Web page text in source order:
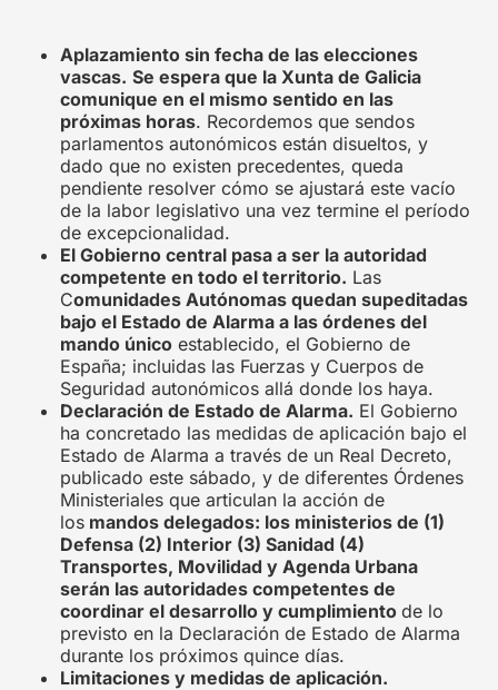
Aplazamiento sin fecha de las elecciones
vascas. Se espera que la Xunta de Galicia
comunique en el mismo sentido en las
próximas horas. Recordemos que sendos
parlamentos autonómicos están disueltos, y
dado que no existen precedentes, queda
pendiente resolver cómo se ajustará este vacío
de la labor legislativo una vez termine el período
de excepcionalidad.
El Gobierno central pasa a ser la autoridad
competente en todo el territorio. Las
Comunidades Autónomas quedan supeditadas
bajo el Estado de Alarma a las órdenes del
mando único establecido, el Gobierno de
España; incluidas las Fuerzas y Cuerpos de
Seguridad autonómicos allá donde los haya.
Declaración de Estado de Alarma. El Gobierno
ha concretado las medidas de aplicación bajo el
Estado de Alarma a través de un Real Decreto,
publicado este sábado, y de diferentes Órdenes
Ministeriales que articulan la acción de
los mandos delegados: los ministerios de (1)
Defensa (2) Interior (3) Sanidad (4)
Transportes, Movilidad y Agenda Urbana
serán las autoridades competentes de
coordinar el desarrollo y cumplimiento de lo
previsto en la Declaración de Estado de Alarma
durante los próximos quince días.
Limitaciones y medidas de aplicación.